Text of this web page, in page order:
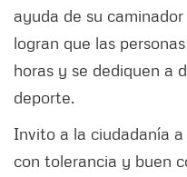
ayuda de su
logran que las
horas y se dediquen a
deporte.
Invito a la ciudadanía
con tolerancia y buen